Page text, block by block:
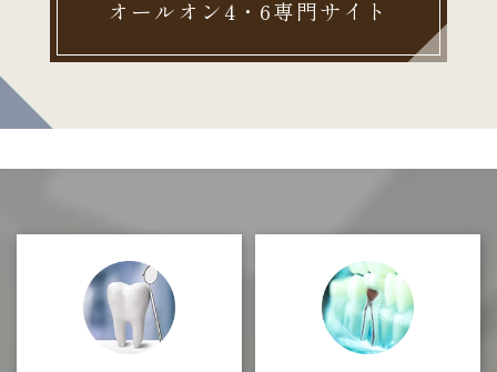
オールオン4・6専門サイト